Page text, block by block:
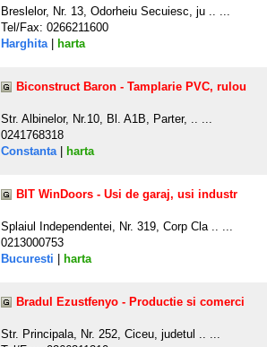
Breslelor, Nr. 13, Odorheiu Secuiesc, ju .. ...
Tel/Fax: 0266211600
Harghita| harta
Biconstruct Baron - Tamplarie PVC, rulou
Str. Albinelor, Nr.10, Bl. A1B, Parter, .. ...
0241768318
Constanta| harta
BIT WinDoors - Usi de garaj, usi industr
Splaiul Independentei, Nr. 319, Corp Cla .. ...
0213000753
Bucuresti
harta
Bradul Ezustfenyo - Productie si comerci
Str. Principala, Nr. 252, Ciceu, judetul .. ...